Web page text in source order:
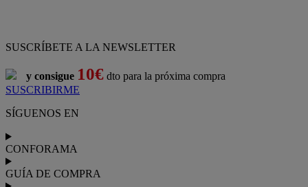
SUSCRÍBETE A LA NEWSLETTER
y consigue 10€ dto para la próxima compra
SUSCRIBIRME
SÍGUENOS EN
CONFORAMA
GUÍA DE COMPRA